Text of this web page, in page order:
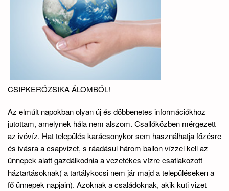
CSIPKERÓZSIKA ÁLOMBÓL!
Az elmúlt napokban olyan új és döbbenetes információkhoz
jutottam, amelynek hála nem alszom. Csallóközben mérgezett
az ivóvíz. Hat település karácsonykor sem használhatja főzésre
és ivásra a csapvizet, s ráadásul három ballon vízzel kell az
ünnepek alatt gazdálkodnia a vezetékes vízre csatlakozott
háztartásoknak( a tartálykocsi nem jár majd a településeken a
fő ünnepek napjain). Azoknak a családoknak, akik kuti vizet